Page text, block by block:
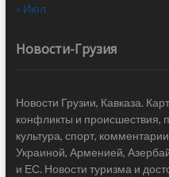
« Июл
Новости-Грузия
Новости Грузии, Кавказа.
конфликты и происшествия,
культура, спорт,
Украиной, Арменией,
и ЕС. Новости туризма и